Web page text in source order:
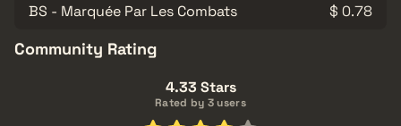
BS - Marquée Par Les Combats
$ 0.78
Community Rating
4.33 Stars
Rated by 3 users